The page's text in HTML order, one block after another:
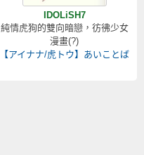
IDOLiSH7
純情虎狗的雙向暗戀，彷彿少女
漫畫(?)
【アイナナ/虎トウ】あいことば